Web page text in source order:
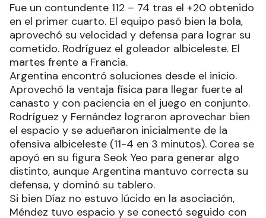
Fue un contundente 112 – 74 tras el +20 obtenido
en el primer cuarto. El equipo pasó bien la bola,
aprovechó su velocidad y defensa para lograr su
cometido. Rodríguez el goleador albiceleste. El
martes frente a Francia.
Argentina encontró soluciones desde el inicio.
Aprovechó la ventaja física para llegar fuerte al
canasto y con paciencia en el juego en conjunto.
Rodríguez y Fernández lograron aprovechar bien
el espacio y se adueñaron inicialmente de la
ofensiva albiceleste (11-4 en 3 minutos). Corea se
apoyó en su figura Seok Yeo para generar algo
distinto, aunque Argentina mantuvo correcta su
defensa, y dominó su tablero.
Si bien Díaz no estuvo lúcido en la asociación,
Méndez tuvo espacio y se conectó seguido con